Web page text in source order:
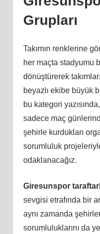
Grupları
Takımın renklerine
her maçta stadyumu
dönüştürerek
beyazlı ekibe büyük
bu kategori
sadece maç
şehirle kurdukları
sorumluluk
odaklanacağız.
Giresunspor
sevgisi etrafında bir
aynı zamanda
sorumluluklarını da